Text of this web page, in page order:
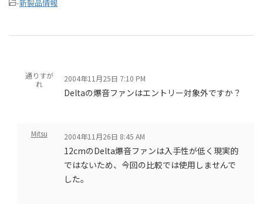
-新製品情報
通りすが
れ
2004年11月25日 7:10 PM
Deltaの爆音ファンはエントリー対象外ですか？
Mitsu 2004年11月26日 8:45 AM
12cmのDelta爆音ファンは入手性が低く現実的
ではないため、今回の比較では使用しませんで
した。